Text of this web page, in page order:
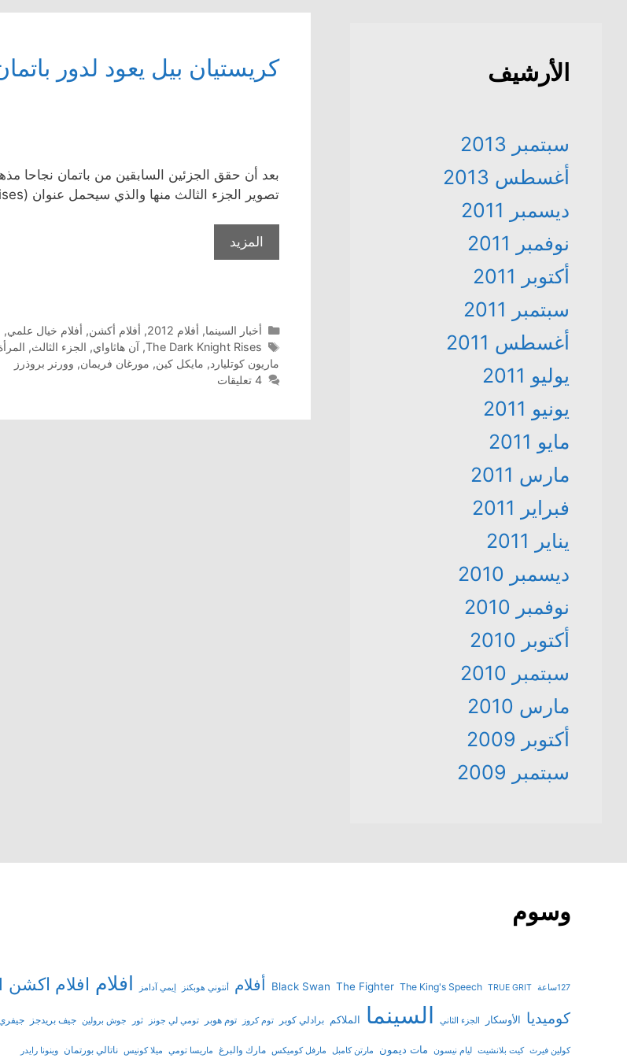
كريستيان بيل يعود لدور
بعد أن حقق الجزئين السابقين من باتمان نجاحا
تصوير الجزء الثالث منها والذي سيحمل عنوان (The Dark Knight Rises) أو (صعود فارس الظلام) , وسيعود فيه
المزيد
التصنيفات
أخبار السينما, أفلام 2012 , أفلام أكشن, أفلام خيال علمي,
الوسوم
The Dark Knight Rises
, آن هاثاواي, الجزء الثالث,
ماريون كوتليارد, مايكل كين, مورغان فريمان, وورنر بروذرز
4 تعليقات
الأرشيف
سبتمبر 2013
أغسطس 2013
ديسمبر 2011
نوفمبر 2011
أكتوبر 2011
سبتمبر 2011
أغسطس 2011
يوليو 2011
يونيو 2011
مايو 2011
مارس 2011
فبراير 2011
يناير 2011
ديسمبر 2010
نوفمبر 2010
أكتوبر 2010
سبتمبر 2010
مارس 2010
أكتوبر 2009
سبتمبر 2009
وسوم
127ساعة Black Swan The Fighter The King's Speech TRUE GRIT أفلام أنتوني هوبكنز إيمي آدامز افلام افلام اكشن
كوميديا الأوسكار الجزء الثاني السينما الملاكم برادلي كوبر توم كروز توم هوبر تومي لي جونز ثور جوش برولين جيف بريدجز
كولين فيرث كيت بلانشيت ليام نيسون مات ديمون مارتن كامبل مارفل كوميكس مارك والبرغ ماريسا تومي ميلا كونيس ناتالي بورتمان وينونا رايدر